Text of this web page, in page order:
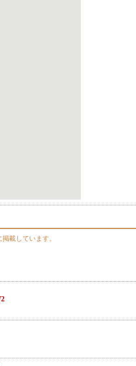
載しています。